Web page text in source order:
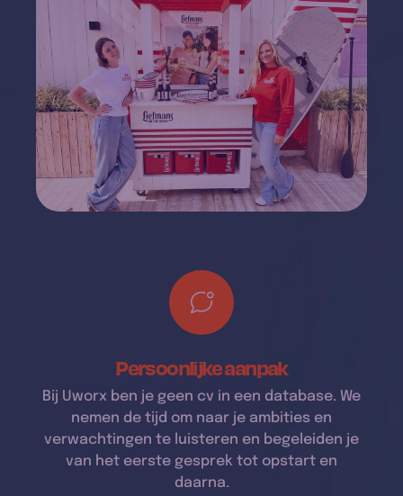
Persoonlijke aanpak
Bij Uworx ben je geen cv in een database. We
nemen de tijd om naar je ambities en
verwachtingen te luisteren en begeleiden je
van het eerste gesprek tot opstart en
daarna.